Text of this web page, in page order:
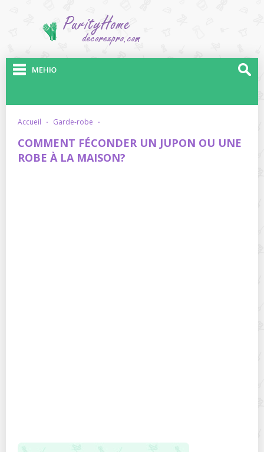
МЕНЮ
accueil · garde-robe ·
COMMENT FÉCONDER UN JUPON OU UNE
ROBE À LA MAISON?